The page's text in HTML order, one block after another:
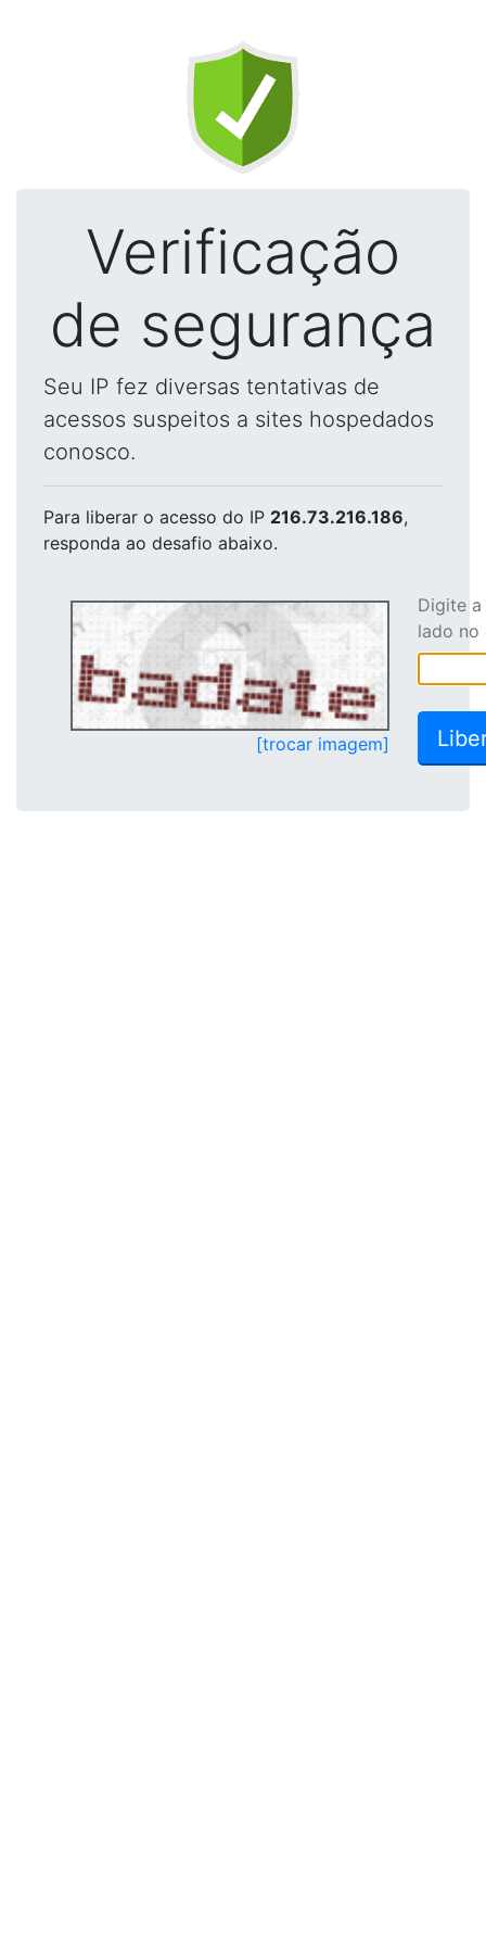
Verificação
de segurança
Seu IP fez diversas tentativas de
acessos suspeitos a sites hospedados
conosco.
Para liberar o acesso do IP 216.73.216.186,
responda ao desafio abaixo.
[trocar imagem]
Digite
lado no